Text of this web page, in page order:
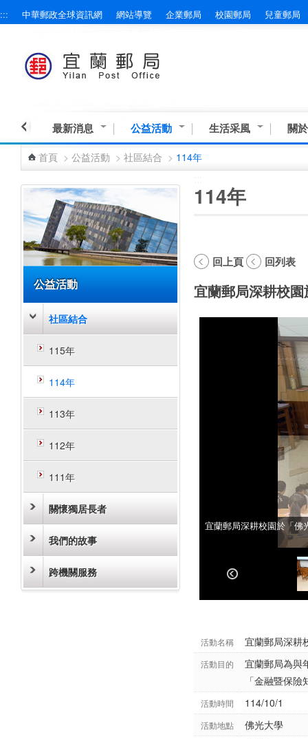
跳到主要內容區塊
::: 中華郵政全球資訊網 網站導覽 企業郵局 校園郵局 兒童郵局
最新消息 公益活動 生活采風 關
首頁 > 公益活動 > 社區結合 > 114年
公益活動
社區結合
115年
114年
113年
112年
111年
關懷獨居長者
我們的故事
跨機關服務
114年
回上頁 回列表
宜蘭郵局深耕校
宜蘭郵局深耕校園於「佛
宜蘭郵局深耕校園於「佛
活動名稱 宜蘭郵局深耕
活動目的
宜蘭郵局為與
「金融暨保
活動時間 114/10/1
活動地點 佛光大學